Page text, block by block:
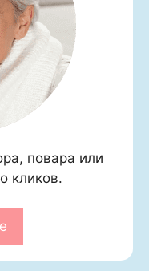
повара или
кликов.